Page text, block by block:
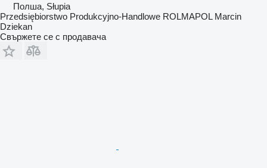
Полша, Słupia
Przedsiębiorstwo Produkcyjno-Handlowe ROLMAPOL Marcin
Dziekan
Свържете се с продавача